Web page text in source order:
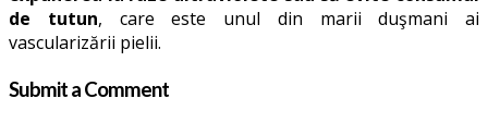
de tutun, care este unul din marii duşmani ai
vascularizării pielii.
Submit a Comment